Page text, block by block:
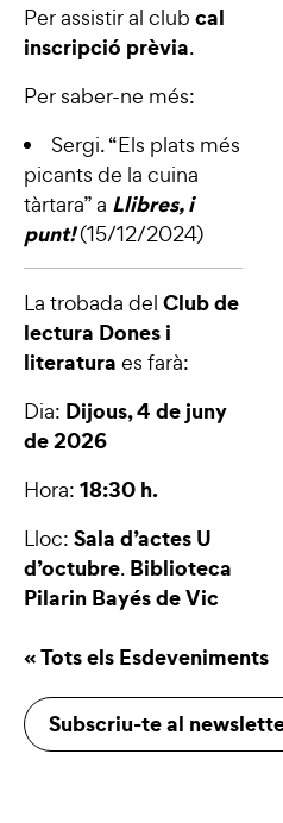
Per assistir al club cal
inscripció prèvia.
Per saber-ne més:
Sergi. “Els plats més
picants de la cuina
tàrtara” a Llibres, i
punt!(15/12/2024)
La trobada del Club de
lectura Dones i
literatura es farà:
Dia: Dijous, 4 de juny
de 2026
Hora: 18:30 h.
Lloc: Sala d’actes U
d’octubre. Biblioteca
Pilarin Bayés de Vic
« Tots els Esdeveniments
Subscriu-te al